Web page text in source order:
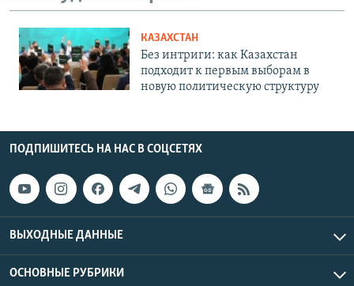
КАЗАХСТАН
Без интриги: как Казахстан
подходит к первым выборам в
новую политическую структуру
ПОДПИШИТЕСЬ НА НАС В СОЦСЕТЯХ
ВЫХОДНЫЕ ДАННЫЕ
ОСНОВНЫЕ РУБРИКИ